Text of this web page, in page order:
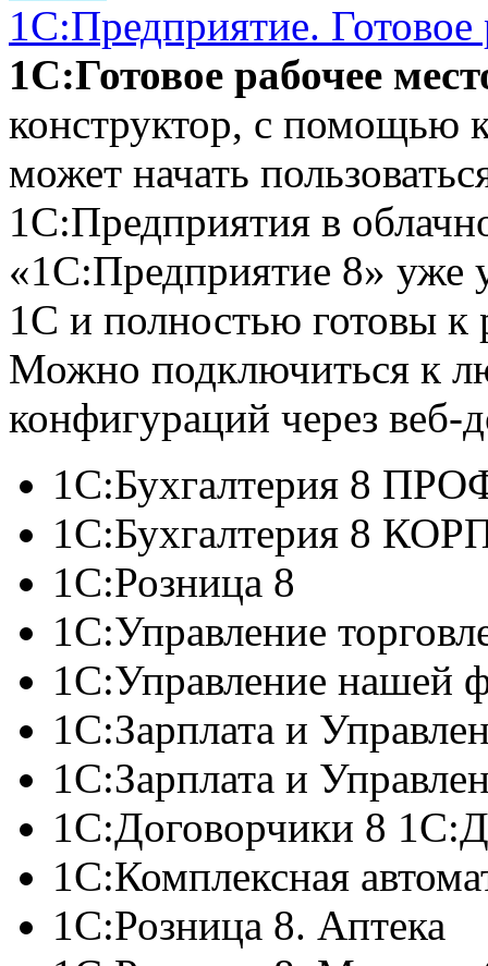
1С:Предприятие. Готовое
1С:Готовое рабочее
конструктор, с помощью
может начать
1С:Предприятия в
«1С:Предприятие 8» уже
1С и полностью готовы
Можно подключиться к
конфигураций через
1C:Бухгалтерия 8
1C:Бухгалтерия 8
1С:Розница 8
1С:Управление
1С:Управление нашей
1С:Зарплата и
1С:Зарплата и
1С:Договорчики 8
1C:Комплексная
1С:Розница 8. Аптека